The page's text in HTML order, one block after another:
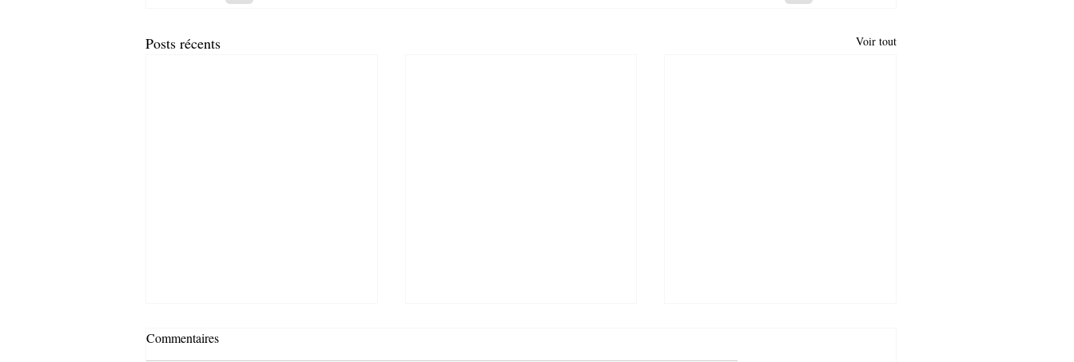
Posts récents Voir tout
Commentaires